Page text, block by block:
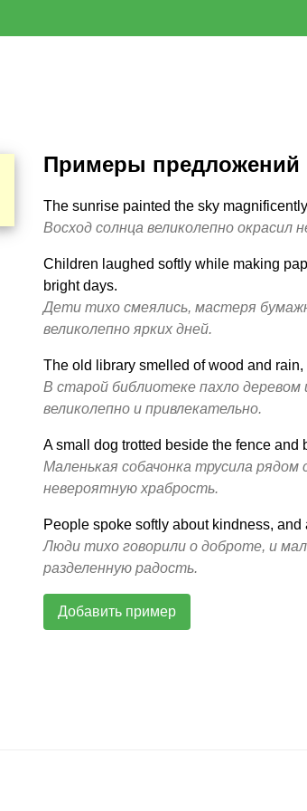
Примеры предложений
The sunrise painted the sky
Восход солнца великолепно окрасил
Children laughed softly while making
bright days.
Дети тихо смеялись, мастеря
великолепно ярких дней.
The old library smelled of wood and
В старой библиотеке пахло
великолепно и привлекательно.
A small dog trotted beside the fence
Маленькая собачонка трусила рядом
невероятную храбрость.
People spoke softly about kindness,
Люди тихо говорили о доброте, и
разделенную радость.
Добавить пример